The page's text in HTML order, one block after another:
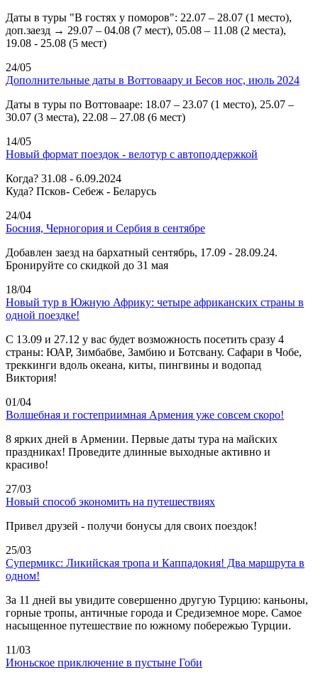
Даты в туры "В гостях у поморов": 22.07 – 28.07 (1 место),
доп.заезд → 29.07 – 04.08 (7 мест), 05.08 – 11.08 (2 места),
19.08 - 25.08 (5 мест)
24/05
Дополнительные даты в Воттоваару и Бесов нос, июль 2024
Даты в туры по Воттовааре: 18.07 – 23.07 (1 место), 25.07 –
30.07 (3 места), 22.08 – 27.08 (6 мест)
14/05
Новый формат поездок - велотур с автоподдержкой
Когда? 31.08 - 6.09.2024
Куда? Псков- Себеж - Беларусь
24/04
Босния, Черногория и Сербия в сентябре
Добавлен заезд на бархатный сентябрь, 17.09 - 28.09.24.
Бронируйте со скидкой до 31 мая
18/04
Новый тур в Южную Африку: четыре африканских страны в
одной поездке!
C 13.09 и 27.12 у вас будет возможность посетить сразу 4
страны: ЮАР, Зимбабве, Замбию и Ботсвану. Сафари в Чобе,
треккинги вдоль океана, киты, пингвины и водопад
Виктория!
01/04
Волшебная и гостеприимная Армения уже совсем скоро!
8 ярких дней в Армении. Первые даты тура на майских
праздниках! Проведите длинные выходные активно и
красиво!
27/03
Новый способ экономить на путешествиях
Привел друзей - получи бонусы для своих поездок!
25/03
Супермикс: Ликийская тропа и Каппадокия! Два маршрута в
одном!
За 11 дней вы увидите совершенно другую Турцию: каньоны,
горные тропы, античные города и Средиземное море. Самое
насыщенное путешествие по южному побережью Турции.
11/03
Июньское приключение в пустыне Гоби